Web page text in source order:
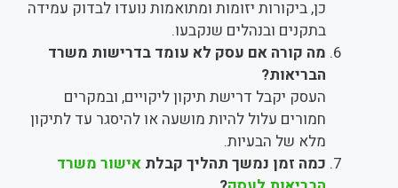
כן, ביקורות יזומות ומתואמות נועדו לבדוק עמידה
בתקנים ובנהלים שנקבעו.
מה קורה אם עסק לא עומד בדרישות משרד
הבריאות?
העסק יקבל דרישת תיקון ליקויים, ובמקרים
חמורים עלול להיות מושעה או להיסגר עד לתיקון
מלא של הבעיות.
כמה זמן נמשך תהליך קבלת אישור משרד